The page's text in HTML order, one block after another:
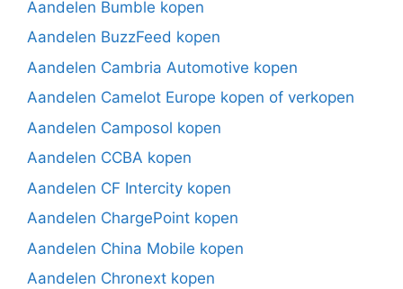
Aandelen Bumble kopen
Aandelen BuzzFeed kopen
Aandelen Cambria Automotive kopen
Aandelen Camelot Europe kopen of verkopen
Aandelen Camposol kopen
Aandelen CCBA kopen
Aandelen CF Intercity kopen
Aandelen ChargePoint kopen
Aandelen China Mobile kopen
Aandelen Chronext kopen